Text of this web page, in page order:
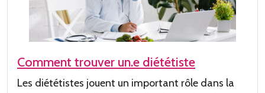
Comment trouver un.e diététiste
Les diététistes jouent un important rôle dans la